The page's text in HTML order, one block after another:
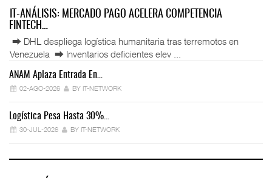
IT-ANÁLISIS: MERCADO PAGO ACELERA COMPETENCIA
FINTECH…
⮕ DHL despliega logística humanitaria tras terremotos en
Venezuela ⮕ Inventarios deficientes elev ...
ANAM Aplaza Entrada En…
02-AGO-2026 BY IT-NETWORK
Logística Pesa Hasta 30%…
30-JUL-2026 BY IT-NETWORK